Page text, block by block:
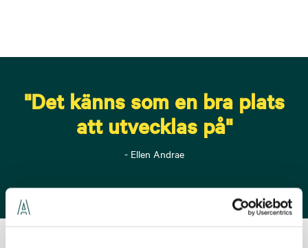
"Det känns som en bra plats
att utvecklas på"
- Ellen Andrae